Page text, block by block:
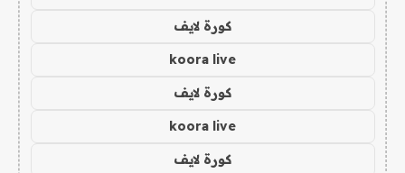
كورة لايف
koora live
كورة لايف
koora live
كورة لايف